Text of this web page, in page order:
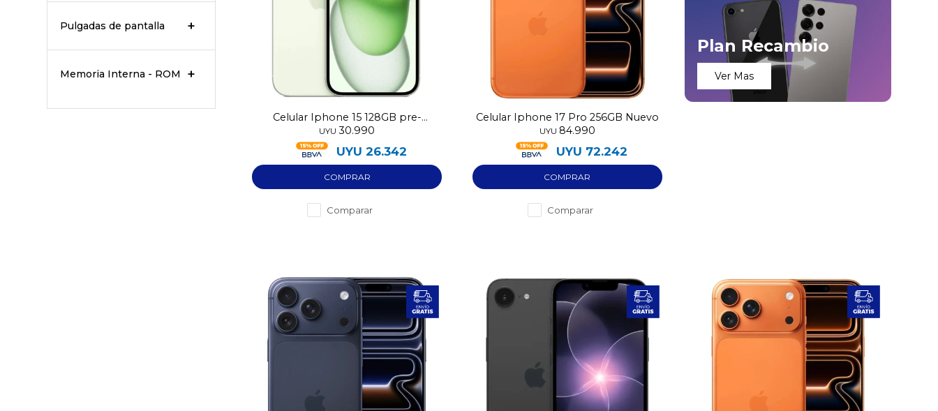
Celular Iphone 15 128GB pre-
utilizado
UYU 30.990
UYU 26.342
Comparar
Celular Iphone 17 Pro 256GB Nuevo
UYU 84.990
UYU 72.242
Comparar
Plan Recambio
Ver Mas
Pulgadas de pantalla
Memoria Interna - ROM
¡Sumate a la forma más ágil de